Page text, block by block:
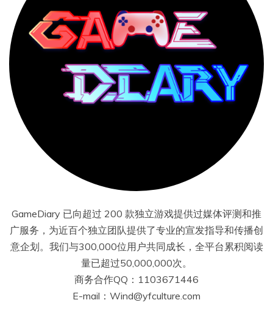
GameDiary 已向超过 200 款独立游戏提供过媒体评测和推
广服务，为近百个独立团队提供了专业的宣发指导和传播创
意企划。我们与300,000位用户共同成长，全平台累积阅读
量已超过50,000,000次。
商务合作QQ：1103671446
E-mail：Wind@yfculture.com